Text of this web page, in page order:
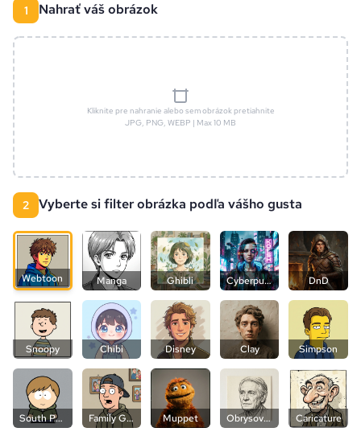
1 Nahrať váš obrázok
Kliknite pre nahranie alebo sem obrázok pretiahnite
JPG, PNG, WEBP | Max 10 MB
2 Vyberte si filter obrázka podľa vášho gusta
Webtoon Manga Ghibli Cyberpunk DnD
Snoopy Chibi Disney Clay Simpson
South Park Family Guy Muppet Obrysová kresba Caricature